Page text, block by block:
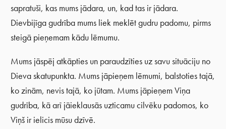
sapratuši, kas mums jādara, un, kad tas ir jādara.
Dievbijīga gudrība mums liek meklēt gudru padomu, pirms
steigā pieņemam kādu lēmumu.
Mums jāspēj atkāpties un paraudzīties uz savu situāciju no
Dieva skatupunkta. Mums jāpieņem lēmumi, balstoties tajā,
ko zinām, nevis tajā, ko jūtam. Mums jāpieņem Viņa
gudrība, kā arī jāieklausās uzticamu cilvēku padomos, ko
Viņš ir ielicis mūsu dzīvē.